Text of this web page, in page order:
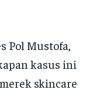
Pol Mustofa,
kasus ini
skincare